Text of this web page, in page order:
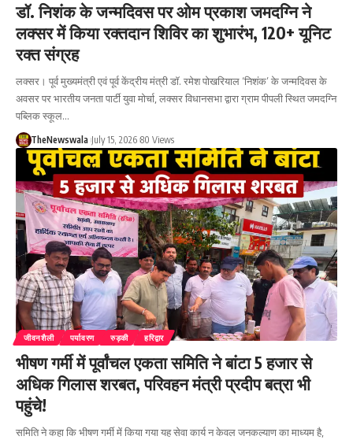
डॉ. निशंक के जन्मदिवस पर ओम प्रकाश जमदग्नि ने
लक्सर में किया रक्तदान शिविर का शुभारंभ, 120+ यूनिट
रक्त संग्रह
लक्सर। पूर्व मुख्यमंत्री एवं पूर्व केंद्रीय मंत्री डॉ. रमेश पोखरियाल ‘निशंक’ के जन्मदिवस के
अवसर पर भारतीय जनता पार्टी युवा मोर्चा, लक्सर विधानसभा द्वारा ग्राम पीपली स्थित जमदग्नि
पब्लिक स्कूल…
TheNewswala July 15, 2026 80 Views
जीवनशैली पर्यावरण रुड़की हरिद्वार
भीषण गर्मी में पूर्वांचल एकता समिति ने बांटा 5 हजार से
अधिक गिलास शरबत, परिवहन मंत्री प्रदीप बत्रा भी
पहुंचे!
समिति ने कहा कि भीषण गर्मी में किया गया यह सेवा कार्य न केवल जनकल्याण का माध्यम है,